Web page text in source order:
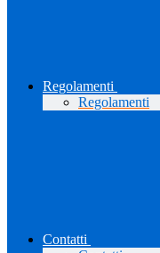
Regolamenti
Regolamenti
Contatti